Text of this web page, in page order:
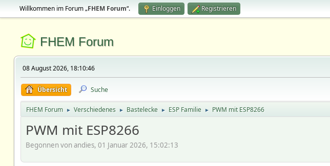
Willkommen im Forum „FHEM Forum“. Einloggen Registrieren
FHEM Forum
08 August 2026, 18:10:46
Übersicht Suche
FHEM Forum ► Verschiedenes ► Bastelecke ► ESP Familie ► PWM mit ESP8266
PWM mit ESP8266
Begonnen von andies, 01 Januar 2026, 15:02:13